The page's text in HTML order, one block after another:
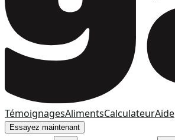
TémoignagesAlimentsCalculateurAide
Essayez maintenant